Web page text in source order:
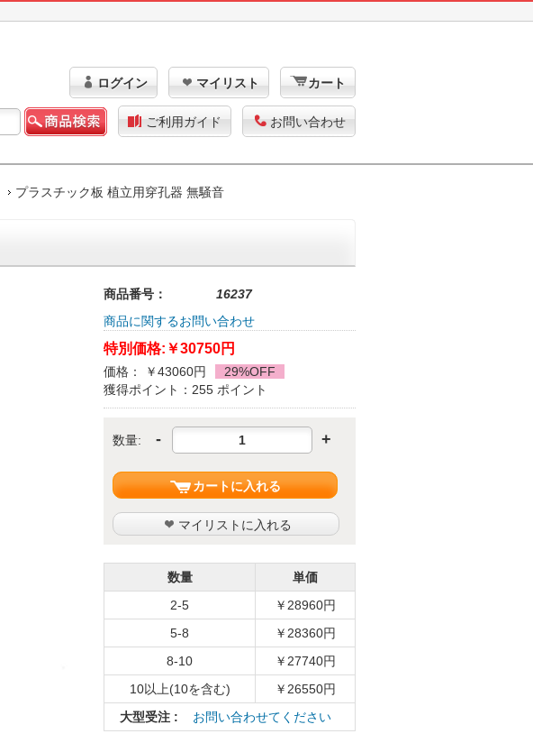
ログイン マイリスト カート
ご利用ガイド お問い合わせ
プラスチック板 植立用穿孔器 無騒音
商品番号：
16237
商品に関するお問い合わせ
特別価格: ￥30750円
価格： ￥43060円
29%OFF
獲得ポイント：255 ポイント
数量: - +
カートに入れる
マイリストに入れる
数量
単価
2-5
￥28960円
5-8
￥28360円
8-10
￥27740円
10以上(10を含む)
￥26550円
大型受注 : お問い合わせてください